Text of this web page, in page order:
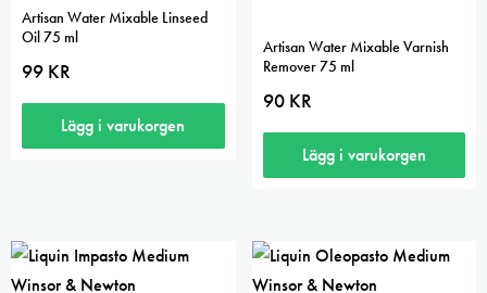
alternativen
kan
väljas
på
produktsidan
alternativen
kan
produktsidan
Artisan Water Mixable Linseed
Oil 75 ml
99 KR
Lägg i varukorgen
Artisan Water Mixable Varnish
Remover 75 ml
90 KR
Lägg i varukorgen